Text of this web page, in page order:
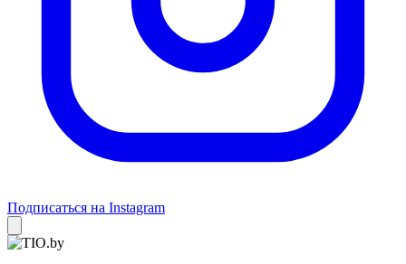
Подписаться на Instagram